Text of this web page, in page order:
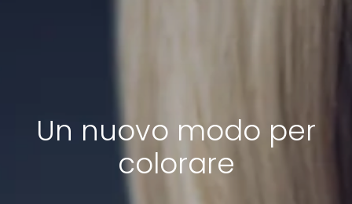
Un nuovo modo per
colorare